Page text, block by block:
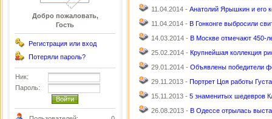
Добро пожаловать,
Гость
Регистрация или вход
Потеряли пароль?
Ник:
Пароль:
11.04.2014 - Анатолий Ярышкин и его
11.04.2014 - В Гонконге выбросили
14.03.2014 - В Москве отмечают 450-
25.02.2014 - Крупнейшая коллекция
29.01.2014 - Объявлены победители
29.11.2013 - Портрет Цоя работы
15.11.2013 - 5 знаменитых шедевров
26.08.2013 - В Одессе отрылась